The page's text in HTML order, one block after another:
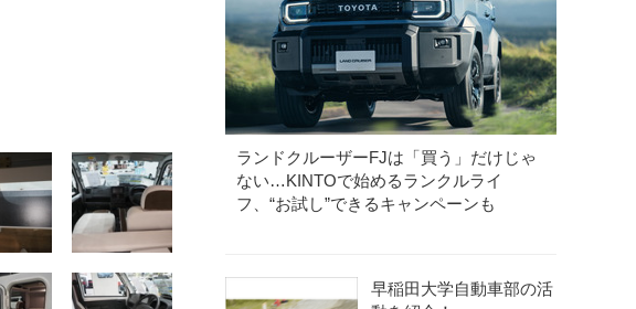
ランドクルーザーFJは「買う」だけじゃ
ない…KINTOで始めるランクルライ
フ、“お試し”できるキャンペーンも
早稲田大学自動車部の活